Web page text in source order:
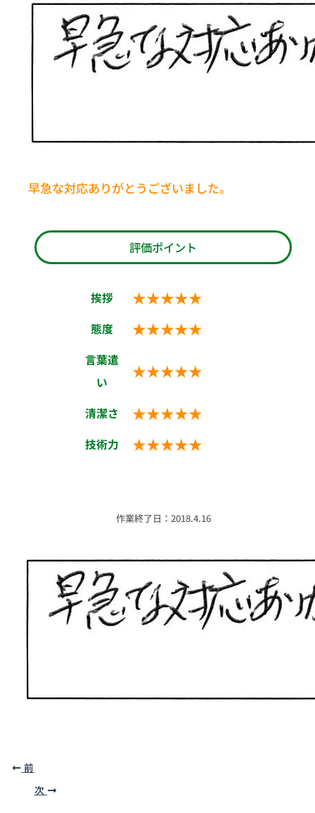
早急な対応ありがとうございました。
評価ポイント
挨拶 ★★★★★
態度 ★★★★★
言葉遣
い
★★★★★
清潔さ ★★★★★
技術力 ★★★★★
作業終了日：2018.4.16
前
次